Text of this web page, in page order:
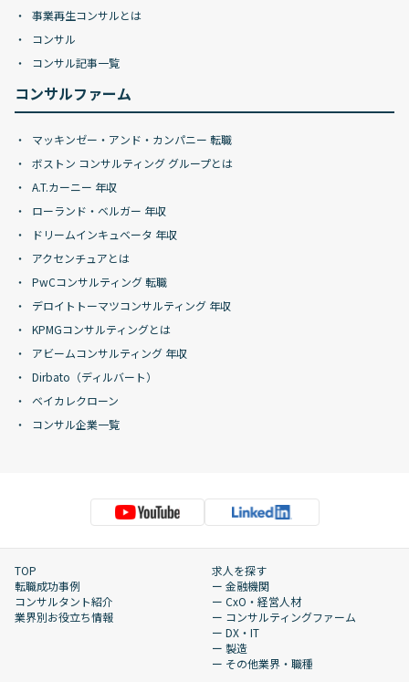
事業再生コンサルとは
コンサル
コンサル記事一覧
コンサルファーム
マッキンゼー・アンド・カンパニー 転職
ボストン コンサルティング グループとは
A.T.カーニー 年収
ローランド・ベルガー 年収
ドリームインキュベータ 年収
アクセンチュアとは
PwCコンサルティング 転職
デロイトトーマツコンサルティング 年収
KPMGコンサルティングとは
アビームコンサルティング 年収
Dirbato（ディルバート）
ベイカレクローン
コンサル企業一覧
TOP
転職成功事例
コンサルタント紹介
業界別お役立ち情報
求人を探す
ー 金融機関
ー CxO・経営人材
ー コンサルティングファーム
ー DX・IT
ー 製造
ー その他業界・職種